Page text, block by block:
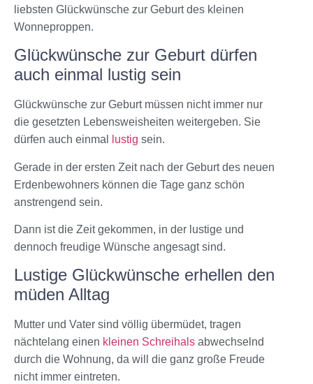
liebsten Glückwünsche zur Geburt des kleinen
Wonneproppen.
Glückwünsche zur Geburt dürfen
auch einmal lustig sein
Glückwünsche zur Geburt müssen nicht immer nur
die gesetzten Lebensweisheiten weitergeben. Sie
dürfen auch einmal
lustig sein.
Gerade in der ersten Zeit nach der Geburt des neuen
Erdenbewohners können die Tage ganz schön
anstrengend sein.
Dann ist die Zeit gekommen, in der lustige und
dennoch freudige Wünsche angesagt sind.
Lustige Glückwünsche erhellen den
müden Alltag
Mutter und Vater sind völlig übermüdet, tragen
nächtelang einen kleinen Schreihals abwechselnd
durch die Wohnung, da will die ganz große Freude
nicht immer eintreten.